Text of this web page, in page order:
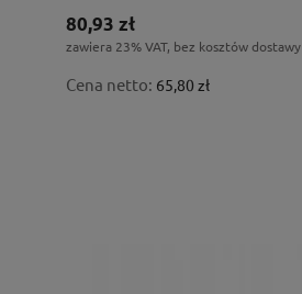
80,93 zł
zawiera 23% VAT, bez kosztów dostawy
Cena netto: 65,80 zł